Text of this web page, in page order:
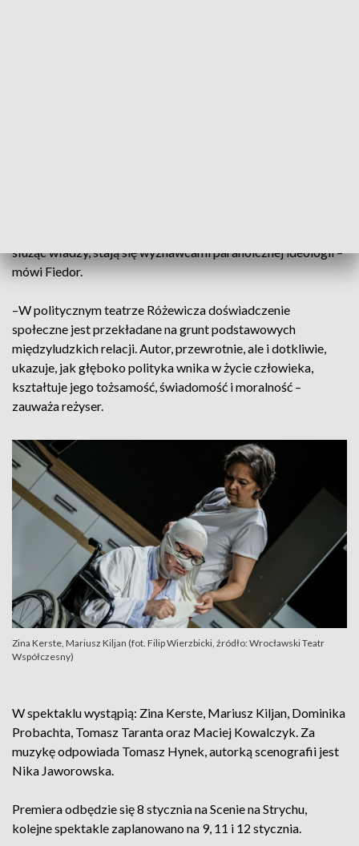
służąc władzy, stają się wyznawcami paranoicznej ideologii –
mówi Fiedor.
–W politycznym teatrze Różewicza doświadczenie
społeczne jest przekładane na grunt podstawowych
międzyludzkich relacji. Autor, przewrotnie, ale i dotkliwie,
ukazuje, jak głęboko polityka wnika w życie człowieka,
kształtuje jego tożsamość, świadomość i moralność –
zauważa reżyser.
Zina Kerste, Mariusz Kiljan (fot. Filip Wierzbicki, źródło: Wrocławski Teatr
Współczesny)
W spektaklu wystąpią: Zina Kerste, Mariusz Kiljan, Dominika
Probachta, Tomasz Taranta oraz Maciej Kowalczyk. Za
muzykę odpowiada Tomasz Hynek, autorką scenografii jest
Nika Jaworowska.
Premiera odbędzie się 8 stycznia na Scenie na Strychu,
kolejne spektakle zaplanowano na 9, 11 i 12 stycznia.